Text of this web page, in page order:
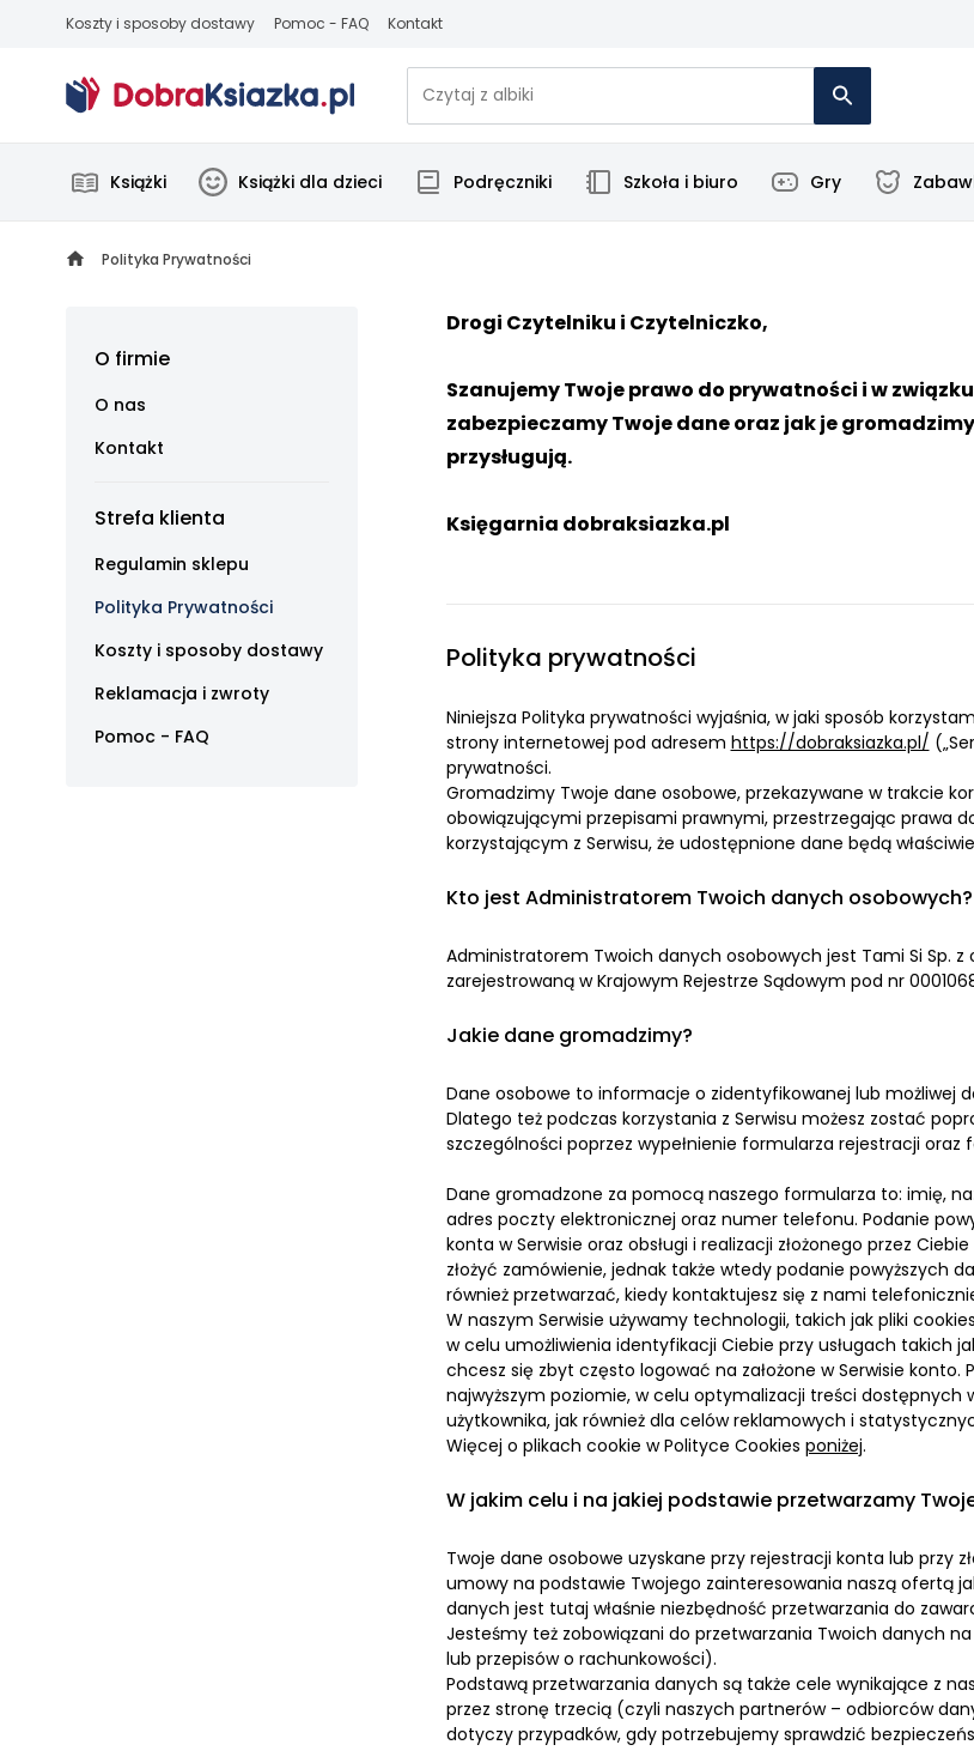
Koszty i sposoby dostawy Pomoc - FAQ Kontakt
Książki Książki dla dzieci Podręczniki Szkoła i biuro Gry
Polityka Prywatności
O firmie
O nas
Kontakt
Strefa klienta
Regulamin sklepu
Polityka Prywatności
Koszty i sposoby dostawy
Reklamacja i zwroty
Pomoc - FAQ
Drogi Czytelniku i Czytelniczko,
Szanujemy Twoje prawo do prywatności i w
zabezpieczamy Twoje dane oraz jak je
przysługują.
Księgarnia dobraksiazka.pl
Polityka prywatności
Niniejsza Polityka prywatności wyjaśnia, w jaki sposób
strony internetowej pod adresem https://dobraksiazka.pl/
prywatności.
Gromadzimy Twoje dane osobowe, przekazywane w trakcie
obowiązującymi przepisami prawnymi, przestrzegając prawa
korzystającym z Serwisu, że udostępnione dane będą
Kto jest Administratorem Twoich danych osobowych?
Administratorem Twoich danych osobowych jest Tami Si Sp. z
zarejestrowaną w Krajowym Rejestrze Sądowym pod nr
Jakie dane gromadzimy?
Dane osobowe to informacje o zidentyfikowanej lub możliwej
Dlatego też podczas korzystania z Serwisu możesz zostać
szczególności poprzez wypełnienie formularza rejestracji oraz
Dane gromadzone za pomocą naszego formularza to: imię,
adres poczty elektronicznej oraz numer telefonu. Podanie
konta w Serwisie oraz obsługi i realizacji złożonego przez
złożyć zamówienie, jednak także wtedy podanie powyższych
również przetwarzać, kiedy kontaktujesz się z nami
W naszym Serwisie używamy technologii, takich jak pliki
w celu umożliwienia identyfikacji Ciebie przy usługach takich
chcesz się zbyt często logować na założone w Serwisie
najwyższym poziomie, w celu optymalizacji treści dostępnych
użytkownika, jak również dla celów reklamowych i
Więcej o plikach cookie w Polityce Cookies poniżej.
W jakim celu i na jakiej podstawie przetwarzamy
Twoje dane osobowe uzyskane przy rejestracji konta lub przy
umowy na podstawie Twojego zainteresowania naszą ofertą
danych jest tutaj właśnie niezbędność przetwarzania do
Jesteśmy też zobowiązani do przetwarzania Twoich danych
lub przepisów o rachunkowości).
Podstawą przetwarzania danych są także cele wynikające z
przez stronę trzecią (czyli naszych partnerów – odbiorców
dotyczy przypadków, gdy potrzebujemy sprawdzić